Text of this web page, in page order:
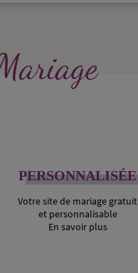
PERSONNALISÉE
Votre site de mariage gratuit
et personnalisable
En savoir plus